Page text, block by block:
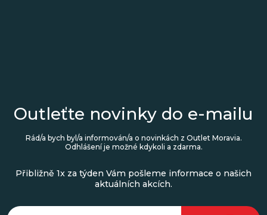
Outleťte novinky do e-mailu
Rád/a bych byl/a informován/a o novinkách z Outlet Moravia.
Odhlášení je možné kdykoli a zdarma.
Přibližně 1x za týden Vám pošleme informace o našich
aktuálních akcích.